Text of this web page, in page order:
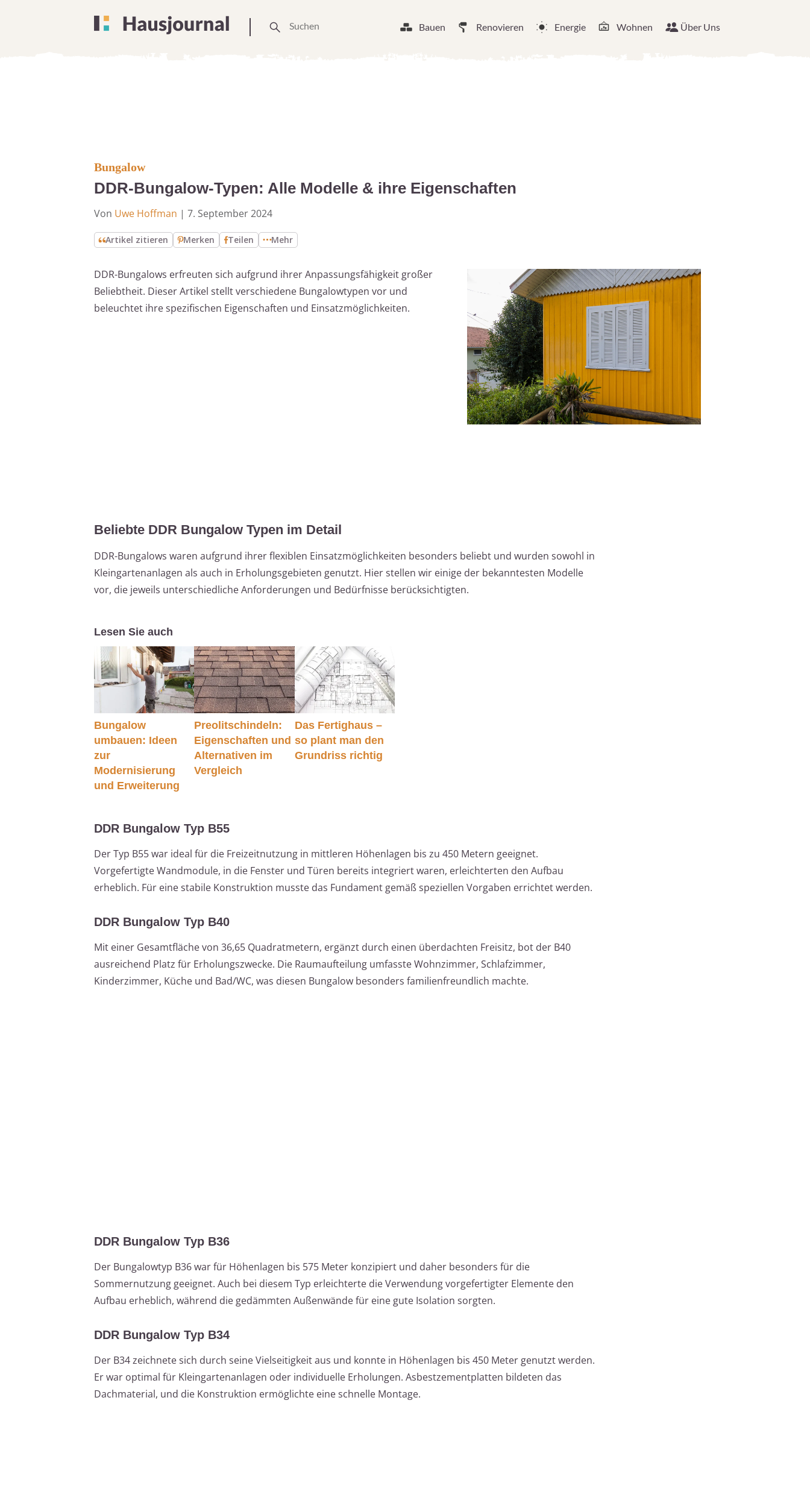
Bauen Renovieren Energie Wohnen Über Uns
Bungalow
DDR-Bungalow-Typen: Alle Modelle & ihre Eigenschaften
Von Uwe Hoffman | 7. September 2024
Artikel zitieren Merken Teilen Mehr
DDR-Bungalows erfreuten sich aufgrund ihrer Anpassungsfähigkeit großer
Beliebtheit. Dieser Artikel stellt verschiedene Bungalowtypen vor und
beleuchtet ihre spezifischen Eigenschaften und Einsatzmöglichkeiten.
Beliebte DDR Bungalow Typen im Detail
DDR-Bungalows waren aufgrund ihrer flexiblen Einsatzmöglichkeiten besonders beliebt und wurden sowohl in
Kleingartenanlagen als auch in Erholungsgebieten genutzt. Hier stellen wir einige der bekanntesten Modelle
vor, die jeweils unterschiedliche Anforderungen und Bedürfnisse berücksichtigten.
Lesen Sie auch
Bungalow
umbauen: Ideen
zur
Modernisierung
und Erweiterung
Preolitschindeln:
Eigenschaften und
Alternativen im
Vergleich
Das Fertighaus –
so plant man den
Grundriss richtig
DDR Bungalow Typ B55
Der Typ B55 war ideal für die Freizeitnutzung in mittleren Höhenlagen bis zu 450 Metern geeignet.
Vorgefertigte Wandmodule, in die Fenster und Türen bereits integriert waren, erleichterten den Aufbau
erheblich. Für eine stabile Konstruktion musste das Fundament gemäß speziellen Vorgaben errichtet werden.
DDR Bungalow Typ B40
Mit einer Gesamtfläche von 36,65 Quadratmetern, ergänzt durch einen überdachten Freisitz, bot der B40
ausreichend Platz für Erholungszwecke. Die Raumaufteilung umfasste Wohnzimmer, Schlafzimmer,
Kinderzimmer, Küche und Bad/WC, was diesen Bungalow besonders familienfreundlich machte.
DDR Bungalow Typ B36
Der Bungalowtyp B36 war für Höhenlagen bis 575 Meter konzipiert und daher besonders für die
Sommernutzung geeignet. Auch bei diesem Typ erleichterte die Verwendung vorgefertigter Elemente den
Aufbau erheblich, während die gedämmten Außenwände für eine gute Isolation sorgten.
DDR Bungalow Typ B34
Der B34 zeichnete sich durch seine Vielseitigkeit aus und konnte in Höhenlagen bis 450 Meter genutzt werden.
Er war optimal für Kleingartenanlagen oder individuelle Erholungen. Asbestzementplatten bildeten das
Dachmaterial, und die Konstruktion ermöglichte eine schnelle Montage.